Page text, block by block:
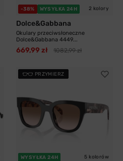
-38% WYSYŁKA 24H 2 kolory
Dolce&Gabbana
Okulary przeciwsłoneczne
Dolce&Gabbana 4449...
669,99 zł 1082,99 zł
PRZYMIERZ
WYSYŁKA 24H 5 kolorów